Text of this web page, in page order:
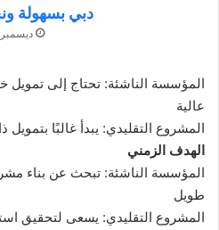
دبي بسهولة
ديسمبر 23, 2025
المؤسسة الناشئة: تحتاج إلى
عالية
المشروع التقليدي: يبدأ غالبًا
الهدف الزمني
المؤسسة الناشئة: تبحث عن بناء
طويل
المشروع التقليدي: يسعى لتحقيق